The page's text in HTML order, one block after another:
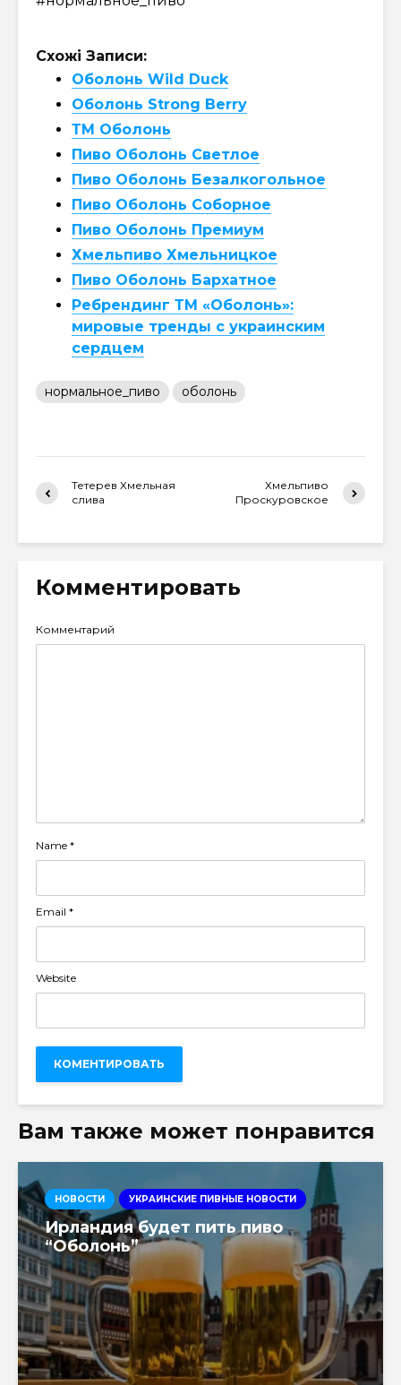
Схожі Записи:
Оболонь Wild Duck
Оболонь Strong Berry
ТМ Оболонь
Пиво Оболонь Светлое
Пиво Оболонь Безалкогольное
Пиво Оболонь Соборное
Пиво Оболонь Премиум
Хмельпиво Хмельницкое
Пиво Оболонь Бархатное
Ребрендинг ТМ «Оболонь»:
мировые тренды с украинским
сердцем
нормальное_пиво оболонь
Тетерев Хмельная
слива
Хмельпиво
Проскуровское
Комментировать
Комментарий
Name *
Email *
Website
Вам также может понравится
НОВОСТИ УКРАИНСКИЕ ПИВНЫЕ НОВОСТИ
Ирландия будет пить пиво
“Оболонь”